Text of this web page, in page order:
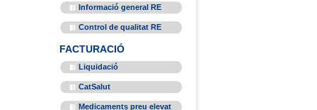
Informació general RE
Control de qualitat RE
FACTURACIÓ
Liquidació
CatSalut
Medicaments preu elevat